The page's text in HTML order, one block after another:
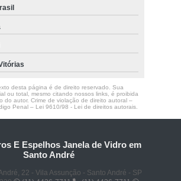
desta página é de direito reservado. Sua
ou total, mesmo citando nossos links, é proibida
do autor. Crime de violação de direito autoral –
Penal – Lei 9610/98 - Lei de direitos autorais.
E Espelhos Janela de Vidro em
Santo André
22 - Vila Assunção - Santo André - SP